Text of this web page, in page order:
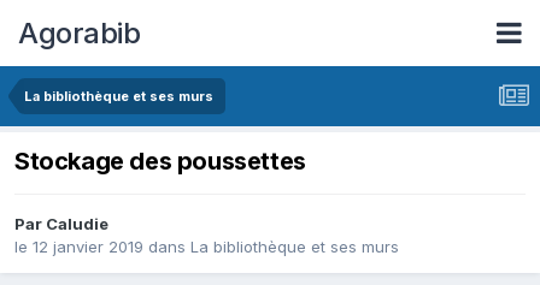
Agorabib
La bibliothèque et ses murs
Stockage des poussettes
Par Caludie
le 12 janvier 2019 dans La bibliothèque et ses murs